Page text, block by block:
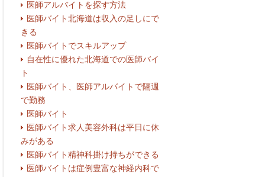
医師アルバイトを探す方法
医師バイト北海道は収入の足しにで
きる
医師バイトでスキルアップ
自在性に優れた北海道での医師バイ
ト
医師バイト、医師アルバイトで隔週
で勤務
医師バイト
医師バイト求人美容外科は平日に休
みがある
医師バイト精神科掛け持ちができる
医師バイトは症例豊富な神経内科で